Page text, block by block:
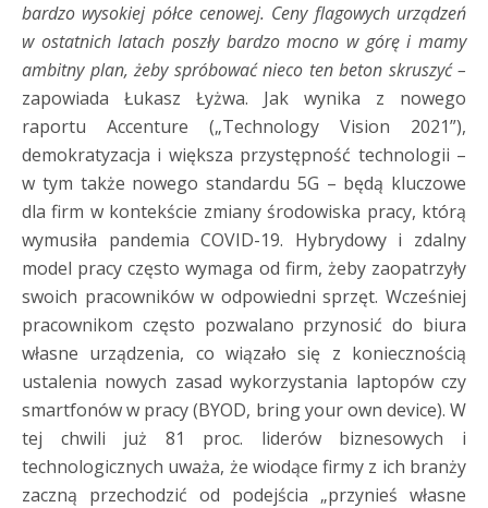
bardzo wysokiej półce cenowej. Ceny flagowych urządzeń
w ostatnich latach poszły bardzo mocno w górę i mamy
ambitny plan, żeby spróbować nieco ten beton skruszyć –
zapowiada Łukasz Łyżwa. Jak wynika z nowego
raportu Accenture („Technology Vision 2021”),
demokratyzacja i większa przystępność technologii –
w tym także nowego standardu 5G – będą kluczowe
dla firm w kontekście zmiany środowiska pracy, którą
wymusiła pandemia COVID-19. Hybrydowy i zdalny
model pracy często wymaga od firm, żeby zaopatrzyły
swoich pracowników w odpowiedni sprzęt. Wcześniej
pracownikom często pozwalano przynosić do biura
własne urządzenia, co wiązało się z koniecznością
ustalenia nowych zasad wykorzystania laptopów czy
smartfonów w pracy (BYOD, bring your own device). W
tej chwili już 81 proc. liderów biznesowych i
technologicznych uważa, że wiodące firmy z ich branży
zaczną przechodzić od podejścia „przynieś własne